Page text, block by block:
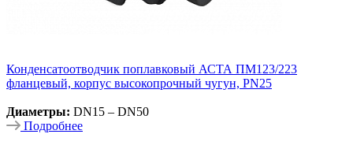
Конденсатоотводчик поплавковый АСТА ПМ123/223
фланцевый, корпус высокопрочный чугун, PN25
Диаметры: DN15 – DN50
Подробнее